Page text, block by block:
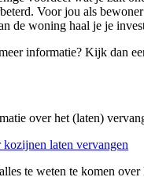
Voor jou als
de woning haal je je
informatie? Kijk dan
over het (laten)
laten vervangen
te weten te komen